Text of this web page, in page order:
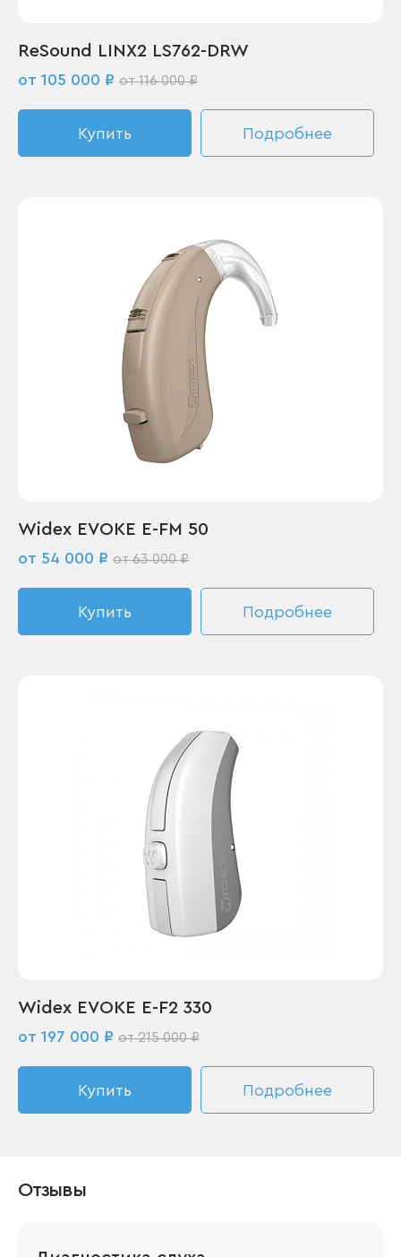
ReSound LINX2 LS762-DRW
от 105 000 ₽ от 116 000 ₽
Купить Подробнее
Widex EVOKE E-FM 50
от 54 000 ₽ от 63 000 ₽
Купить Подробнее
Widex EVOKE E-F2 330
от 197 000 ₽ от 215 000 ₽
Купить Подробнее
Отзывы